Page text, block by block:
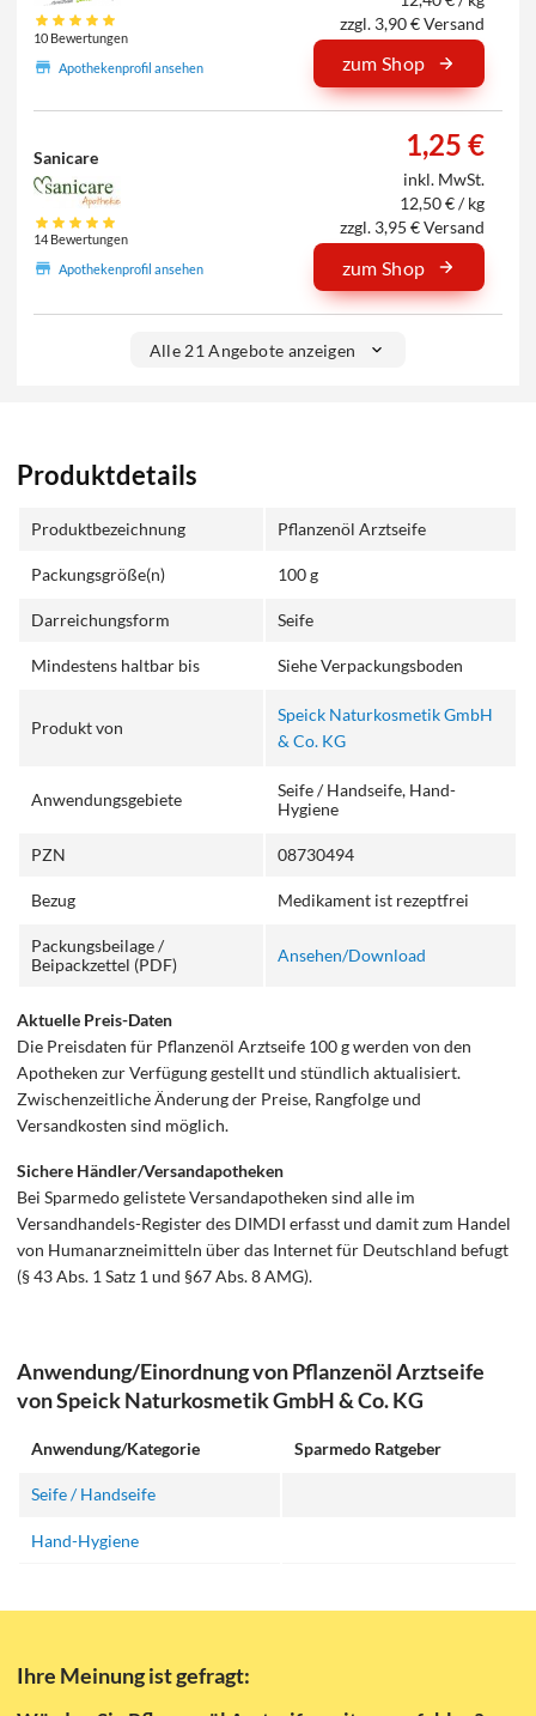
10 Bewertungen
Apothekenprofil ansehen
zzgl. 3,90 € Versand
zum Shop
Sanicare
14 Bewertungen
Apothekenprofil ansehen
1,25 €
inkl. MwSt.
12,50 € / kg
zzgl. 3,95 € Versand
zum Shop
Alle 21 Angebote anzeigen
Produktdetails
Produktbezeichnung Pflanzenöl Arztseife
Packungsgröße(n) 100 g
Darreichungsform Seife
Mindestens haltbar bis Siehe Verpackungsboden
Produkt von
Speick Naturkosmetik GmbH
& Co. KG
Anwendungsgebiete
Seife / Handseife, Hand-
Hygiene
PZN 08730494
Bezug Medikament ist rezeptfrei
Packungsbeilage /
Beipackzettel (PDF)
Ansehen/Download
Aktuelle Preis-Daten
Die Preisdaten für Pflanzenöl Arztseife 100 g werden von den
Apotheken zur Verfügung gestellt und stündlich aktualisiert.
Zwischenzeitliche Änderung der Preise, Rangfolge und
Versandkosten sind möglich.
Sichere Händler/Versandapotheken
Bei Sparmedo gelistete Versandapotheken sind alle im
Versandhandels-Register des DIMDI erfasst und damit zum Handel
von Humanarzneimitteln über das Internet für Deutschland befugt
(§ 43 Abs. 1 Satz 1 und §67 Abs. 8 AMG).
Anwendung/Einordnung von Pflanzenöl Arztseife
von Speick Naturkosmetik GmbH & Co. KG
Anwendung/Kategorie Sparmedo Ratgeber
Seife / Handseife
Hand-Hygiene
Ihre Meinung ist gefragt: